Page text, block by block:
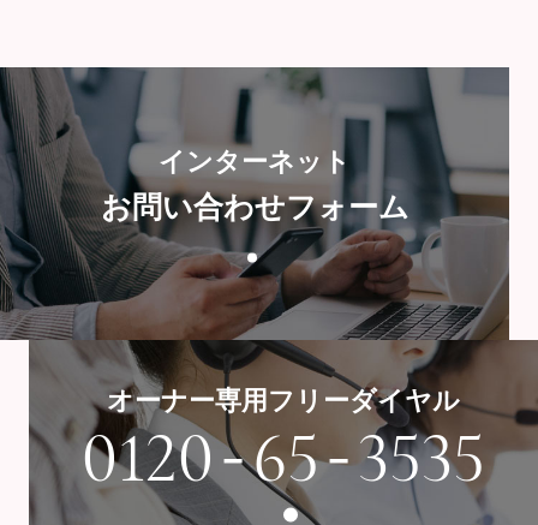
インターネット
お問い合わせフォーム
オーナー専用フリーダイヤル
0120-65-3535